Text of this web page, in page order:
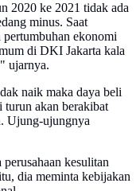
2020 ke 2021 tidak ada
minus. Saat
ekonomi
di DKI Jakarta kala
ujarnya.
naik maka daya beli
turun akan berakibat
Ujung-ujungnya
kesulitan
dia meminta kebijakan